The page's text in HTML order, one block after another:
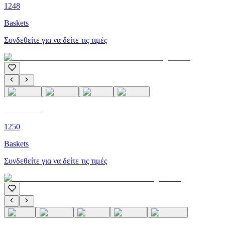
1248
Baskets
Συνδεθείτε για να δείτε τις τιμές
1250
Baskets
Συνδεθείτε για να δείτε τις τιμές